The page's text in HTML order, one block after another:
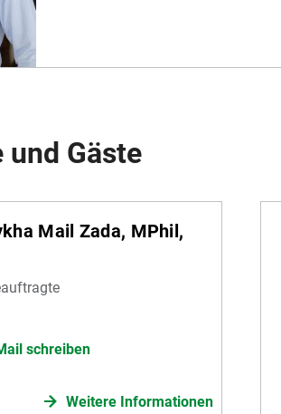
Gäste
Mail Zada, MPhil,
schreiben
Weitere Informationen